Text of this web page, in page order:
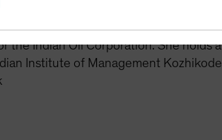
and managed business
industrials. Before that, she was
the Indian Oil Corporation. She
Institute of Management